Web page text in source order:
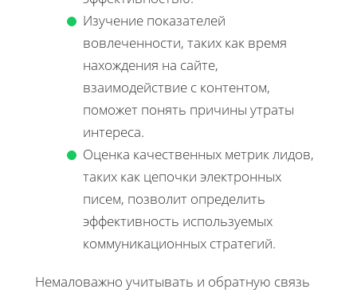
Изучение показателей
вовлеченности, таких как время
нахождения на сайте,
взаимодействие с контентом,
поможет понять причины утраты
интереса.
Оценка качественных метрик лидов,
таких как цепочки электронных
писем, позволит определить
эффективность используемых
коммуникационных стратегий.
Немаловажно учитывать и обратную связь